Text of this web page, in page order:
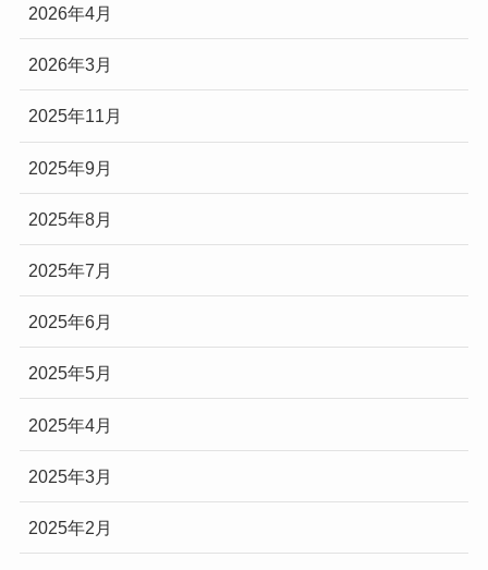
2026年4月
2026年3月
2025年11月
2025年9月
2025年8月
2025年7月
2025年6月
2025年5月
2025年4月
2025年3月
2025年2月